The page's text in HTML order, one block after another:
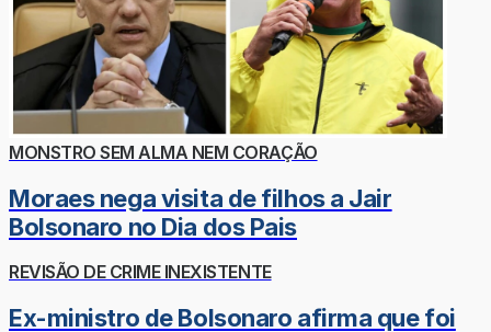
MONSTRO SEM ALMA NEM CORAÇÃO
Moraes nega visita de filhos a Jair
Bolsonaro no Dia dos Pais
REVISÃO DE CRIME INEXISTENTE
Ex-ministro de Bolsonaro afirma que foi